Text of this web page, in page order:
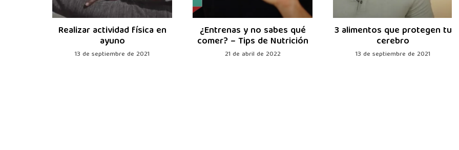
Realizar actividad física en
ayuno
13 de septiembre de 2021
¿Entrenas y no sabes qué
comer? – Tips de Nutrición
21 de abril de 2022
3 alimentos que protegen tu
cerebro
13 de septiembre de 2021